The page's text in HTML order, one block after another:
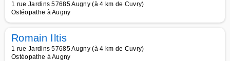
1 rue Jardins 57685 Augny (à 4 km de Cuvry)
Ostéopathe à Augny
Romain Iltis
1 rue Jardins 57685 Augny (à 4 km de Cuvry)
Ostéopathe à Augny